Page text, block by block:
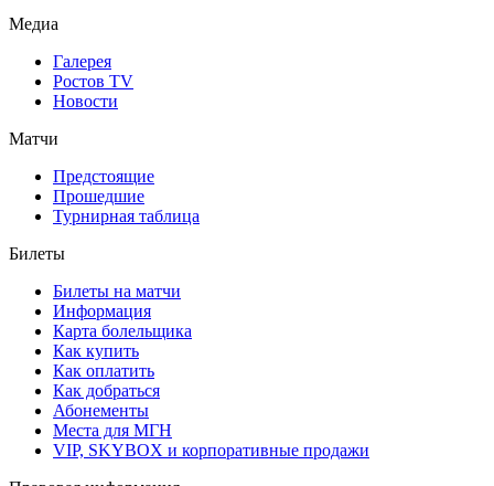
Медиа
Галерея
Ростов TV
Новости
Матчи
Предстоящие
Прошедшие
Турнирная таблица
Билеты
Билеты на матчи
Информация
Карта болельщика
Как купить
Как оплатить
Как добраться
Абонементы
Места для МГН
VIP, SKYBOX и корпоративные продажи